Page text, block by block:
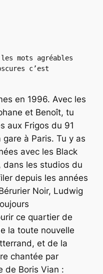
mots agréables
c’est
en 1996. Avec les
et Benoît, tu
aux Frigos du 91
gare à Paris. Tu y as
avec les Black
dans les studios du
depuis les années
Noir, Ludwig
ce quartier de
la toute nouvelle
et de la
chantée par
de Boris Vian :